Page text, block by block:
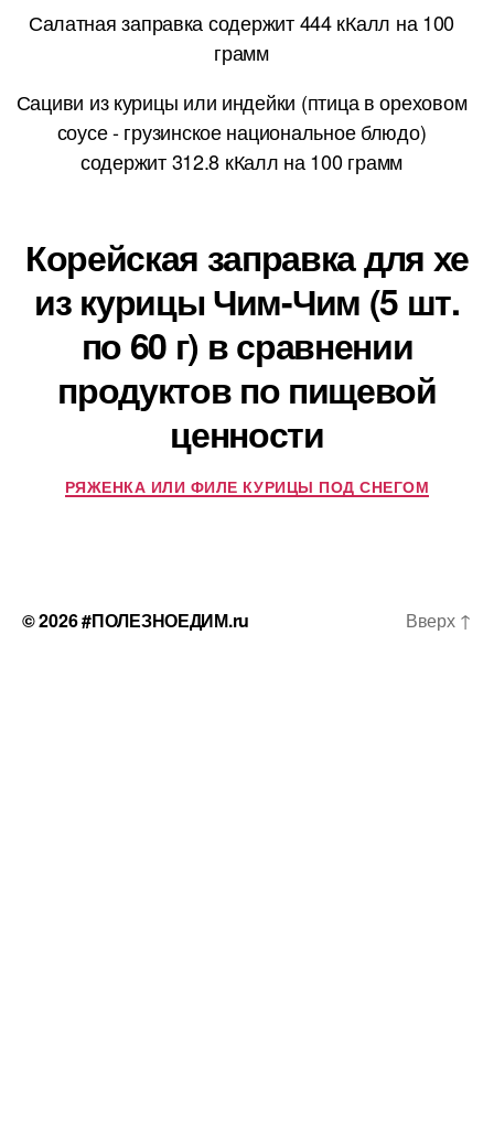
Салатная заправка содержит 444 кКалл на 100
грамм
Сациви из курицы или индейки (птица в ореховом
соусе - грузинское национальное блюдо)
содержит 312.8 кКалл на 100 грамм
Корейская заправка для хе
из курицы Чим-Чим (5 шт.
по 60 г) в сравнении
продуктов по пищевой
ценности
РЯЖЕНКА ИЛИ ФИЛЕ КУРИЦЫ ПОД СНЕГОМ
© 2026#ПОЛЕЗНОЕДИМ.ru Вверх ↑